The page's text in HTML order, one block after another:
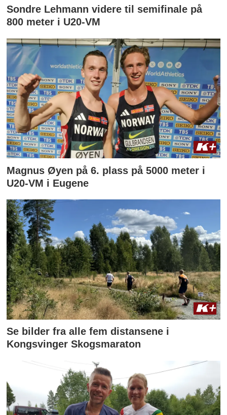
Sondre Lehmann videre til semifinale på
800 meter i U20-VM
Magnus Øyen på 6. plass på 5000 meter i
U20-VM i Eugene
Se bilder fra alle fem distansene i
Kongsvinger Skogsmaraton